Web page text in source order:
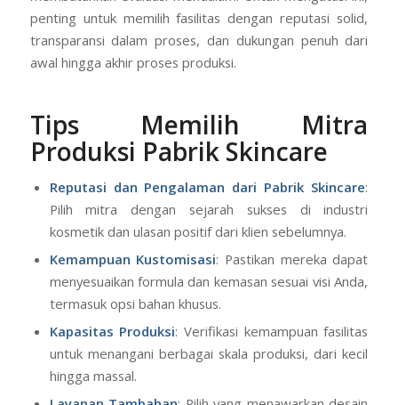
penting untuk memilih fasilitas dengan reputasi solid,
transparansi dalam proses, dan dukungan penuh dari
awal hingga akhir proses produksi.
Tips Memilih Mitra
Produksi Pabrik Skincare
Reputasi dan Pengalaman dari Pabrik Skincare:
Pilih mitra dengan sejarah sukses di industri
kosmetik dan ulasan positif dari klien sebelumnya.
Kemampuan Kustomisasi: Pastikan mereka dapat
menyesuaikan formula dan kemasan sesuai visi Anda,
termasuk opsi bahan khusus.
Kapasitas Produksi: Verifikasi kemampuan fasilitas
untuk menangani berbagai skala produksi, dari kecil
hingga massal.